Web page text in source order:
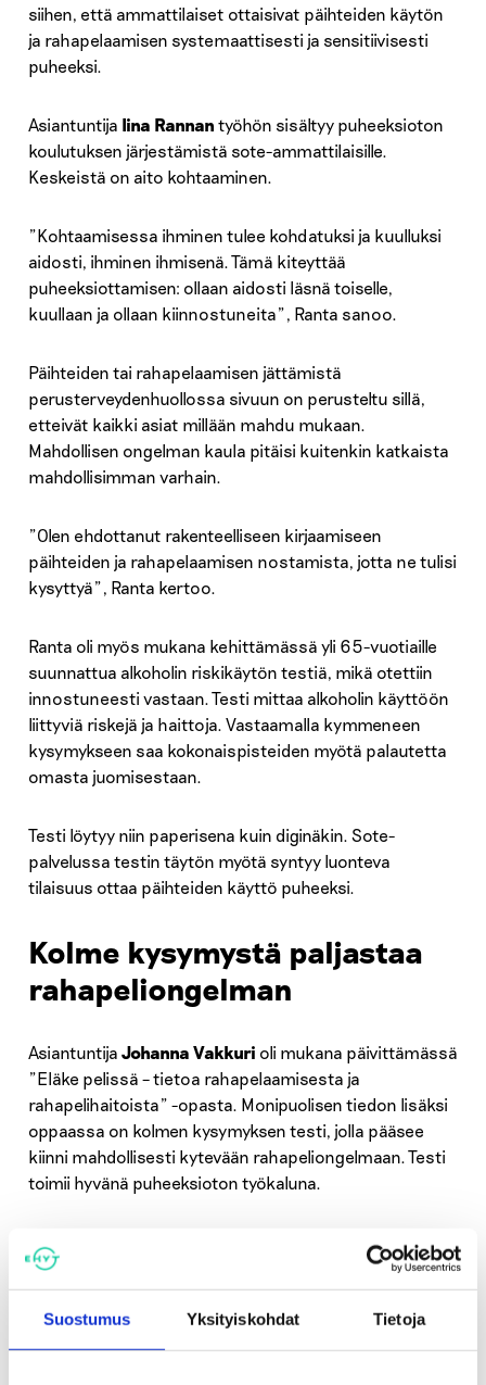
Suostumus Yksityiskohdat Tietoja
siihen, että ammattilaiset ottaisivat päihteiden käytön
ja rahapelaamisen systemaattisesti ja sensitiivisesti
puheeksi.
Asiantuntija Iina Rannan työhön sisältyy puheeksioton
koulutuksen järjestämistä sote-ammattilaisille.
Keskeistä on aito kohtaaminen.
”Kohtaamisessa ihminen tulee kohdatuksi ja kuulluksi
aidosti, ihminen ihmisenä. Tämä kiteyttää
puheeksiottamisen: ollaan aidosti läsnä toiselle,
kuullaan ja ollaan kiinnostuneita”, Ranta sanoo.
Päihteiden tai rahapelaamisen jättämistä
perusterveydenhuollossa sivuun on perusteltu sillä,
etteivät kaikki asiat millään mahdu mukaan.
Mahdollisen ongelman kaula pitäisi kuitenkin katkaista
mahdollisimman varhain.
”Olen ehdottanut rakenteelliseen kirjaamiseen
päihteiden ja rahapelaamisen nostamista, jotta ne tulisi
kysyttyä”, Ranta kertoo.
Ranta oli myös mukana kehittämässä yli 65-vuotiaille
suunnattua alkoholin riskikäytön testiä, mikä otettiin
innostuneesti vastaan. Testi mittaa alkoholin käyttöön
liittyviä riskejä ja haittoja. Vastaamalla kymmeneen
kysymykseen saa kokonaispisteiden myötä palautetta
omasta juomisestaan.
Testi löytyy niin paperisena kuin diginäkin. Sote-
palvelussa testin täytön myötä syntyy luonteva
tilaisuus ottaa päihteiden käyttö puheeksi.
Kolme kysymystä paljastaa
rahapeliongelman
Asiantuntija Johanna Vakkuri oli mukana päivittämässä
”Eläke pelissä – tietoa rahapelaamisesta ja
rahapelihaitoista” -opasta. Monipuolisen tiedon lisäksi
oppaassa on kolmen kysymyksen testi, jolla pääsee
kiinni mahdollisesti kytevään rahapeliongelmaan. Testi
toimii hyvänä puheeksioton työkaluna.
”Opasta on täydennetty myös
kokemusasiantuntijoiden tarinoilla, jotka elävöittävät ja
tuovat arvokasta kokemuksen ääntä”, Vakkuri kertoo.
EHYTin rahapelihaittayksikön asiantuntijat ovat